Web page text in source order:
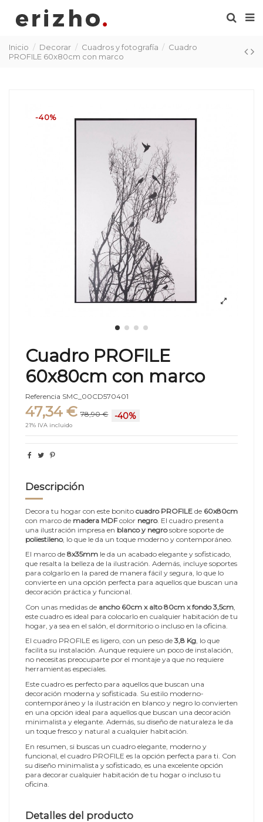
Inicio Decorar Cuadros y fotografía
Cuadro
PROFILE 60x80cm con marco
-40%
Cuadro PROFILE
60x80cm con marco
Referencia SMC_00CD570401
47,34 € 78,90 € -40%
21% IVA incluido
Descripción
Decora tu hogar con este bonito cuadro PROFILE de 60x80cm
con marco de madera MDFcolor negro. El cuadro presenta
una ilustración impresa en blanco y negrosobre soporte de
poliestileno, lo que le da un toque moderno y contemporáneo.
El marco de 8x35mm le da un acabado elegante y sofisticado,
que resalta la belleza de la ilustración. Además, incluye soportes
para colgarlo en la pared de manera fácil y segura, lo que lo
convierte en una opción perfecta para aquellos que buscan una
decoración práctica y funcional.
Con unas medidas de ancho 60cm x alto 80cm x fondo 3,5cm
este cuadro es ideal para colocarlo en cualquier habitación de tu
hogar, ya sea en el salón, el dormitorio o incluso en la oficina.
El cuadro PROFILE es ligero, con un peso de 3,8 Kg, lo que
facilita su instalación. Aunque requiere un poco de instalación,
no necesitas preocuparte por el montaje ya que no requiere
herramientas especiales.
Este cuadro es perfecto para aquellos que buscan una
decoración moderna y sofisticada. Su estilo moderno-
contemporáneo y la ilustración en blanco y negro lo convierten
en una opción ideal para aquellos que buscan una decoración
minimalista y elegante. Además, su diseño de naturaleza le da
un toque fresco y natural a cualquier habitación.
En resumen, si buscas un cuadro elegante, moderno y
funcional, el cuadro PROFILE es la opción perfecta para ti. Con
su diseño minimalista y sofisticado, es una excelente opción
para decorar cualquier habitación de tu hogar o incluso tu
oficina.
Detalles del producto